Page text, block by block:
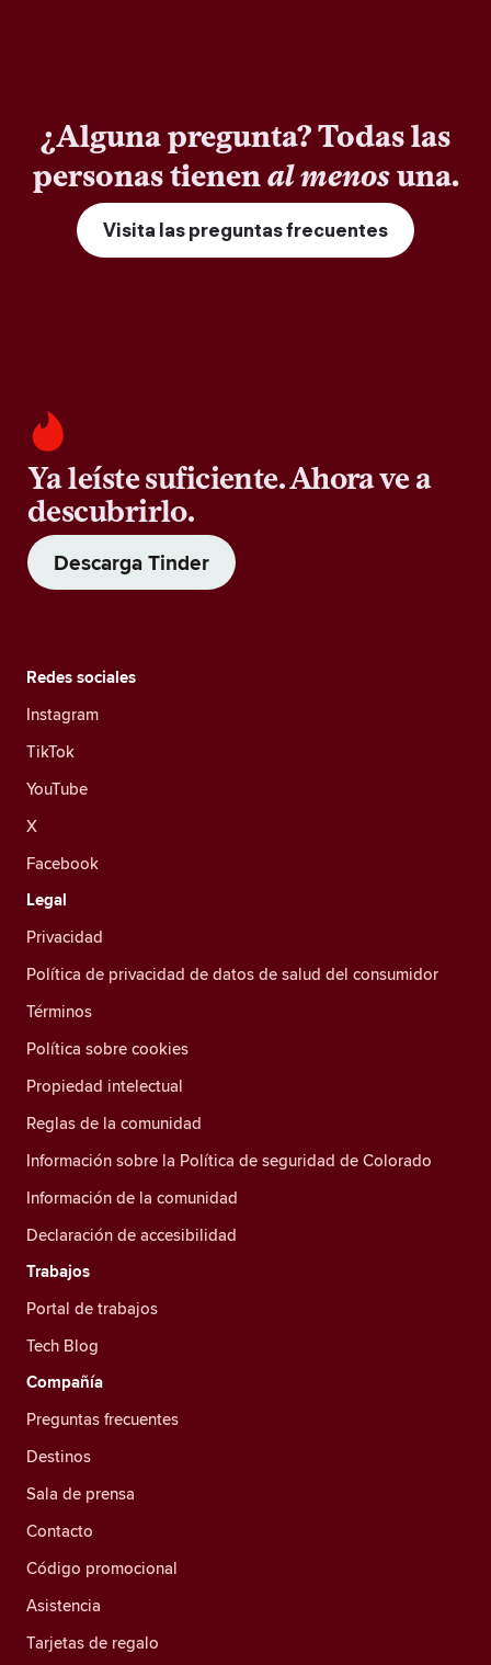
¿Alguna pregunta? Todas las
personas tienenal menosuna.
Visita las preguntas frecuentes
Ya leíste suficiente. Ahora ve a
descubrirlo.
Descarga Tinder
Redes sociales
Instagram
TikTok
YouTube
X
Facebook
Legal
Privacidad
Política de privacidad de datos de salud del consumidor
Términos
Política sobre cookies
Propiedad intelectual
Reglas de la comunidad
Información sobre la Política de seguridad de Colorado
Información de la comunidad
Declaración de accesibilidad
Trabajos
Portal de trabajos
Tech Blog
Compañía
Preguntas frecuentes
Destinos
Sala de prensa
Contacto
Código promocional
Asistencia
Tarjetas de regalo